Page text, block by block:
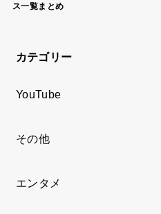
ス一覧まとめ
カテゴリー
YouTube
その他
エンタメ